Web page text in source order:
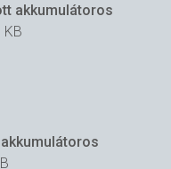
lehetetlen
kioldó funkció
DMA gyors,
akkumulátoros
KB